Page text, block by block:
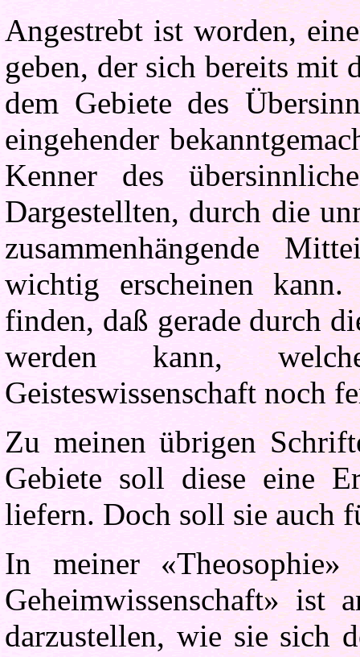
Angestrebt ist worden,
geben, der sich bereits mit
dem Gebiete des
eingehender
Kenner des
Dargestellten, durch die
zusammenhängende
wichtig erscheinen
finden, daß gerade durch
werden kann,
Geisteswissenschaft noch
Zu meinen übrigen
Gebiete soll diese eine
liefern. Doch soll sie auch
In meiner
Geheimwissenschaft» ist
darzustellen, wie sie sich